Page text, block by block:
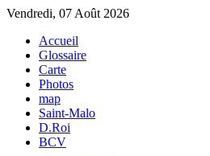
Vendredi, 07 Août 2026
Accueil
Glossaire
Carte
Photos
map
Saint-Malo
D.Roi
BCV